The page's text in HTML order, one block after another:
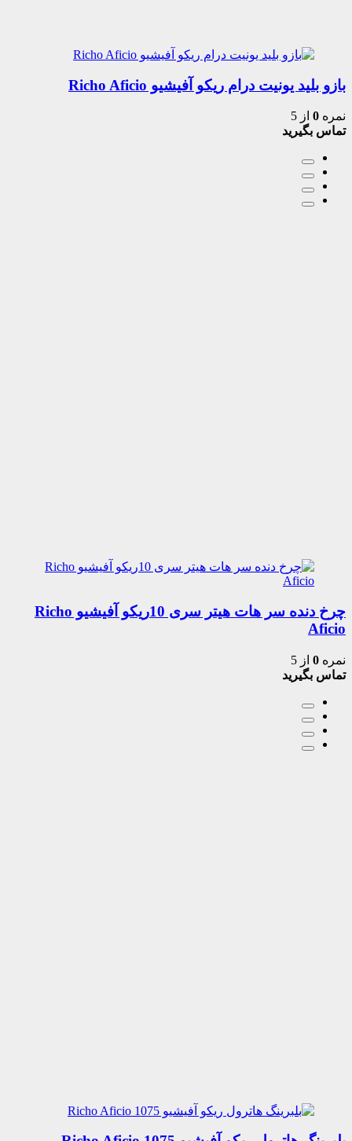
بازو بلید یونیت درام ریکو آفیشیو Richo Aficio
نمره 0 از 5
تماس بگیرید
چرخ دنده سر هات هیتر سری 10ریکو آفیشیو Richo
Aficio
نمره 0 از 5
تماس بگیرید